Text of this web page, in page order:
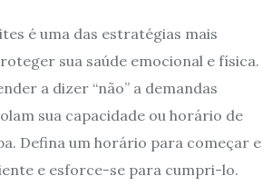
é uma das estratégias mais
sua saúde emocional e física.
a dizer “não” a demandas
sua capacidade ou horário de
Defina um horário para começar e
e esforce-se para cumpri-lo.